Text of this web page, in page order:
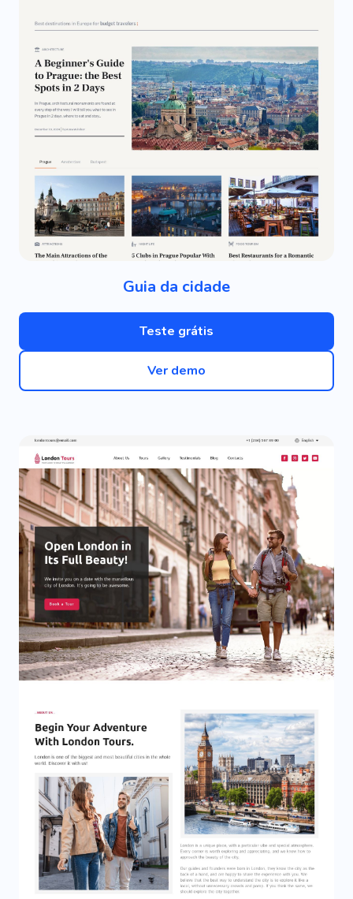
Guia da cidade
Teste grátis
Ver demo